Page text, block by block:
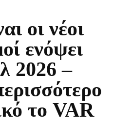
οι νέοι
ενόψει
2026 –
το VAR